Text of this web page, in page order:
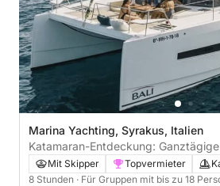
Marina Yachting, Syrakus, Italien
Katamaran-Entdeckung:
Arenella und Ognina
Mit Skipper Topvermieter
8 Stunden · Für Gruppen mit bis zu 18